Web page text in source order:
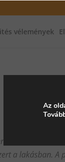
vélemények
a lakásban.
Az